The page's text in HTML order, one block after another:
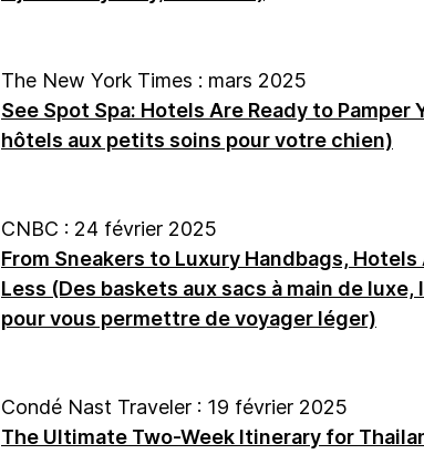
The New York Times : mars 2025
See Spot Spa: Hotels Are Ready to Pamper
hôtels aux petits soins pour votre chien)
CNBC : 24 février 2025
From Sneakers to Luxury Handbags,
Less (Des baskets aux sacs à main de
pour vous permettre de voyager léger)
Condé Nast Traveler : 19 février 2025
The Ultimate Two-Week Itinerary for